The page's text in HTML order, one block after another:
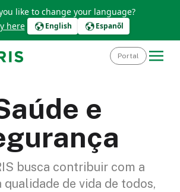
like to change your language?
here
English Espanõl
Portal
e
busca contribuir com a
qualidade de vida de todos,